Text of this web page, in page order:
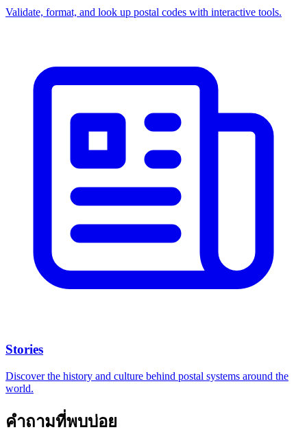
Validate, format, and look up postal codes with interactive tools.
Stories
Discover the history and culture behind postal systems around the
world.
คำถามที่พบบ่อย